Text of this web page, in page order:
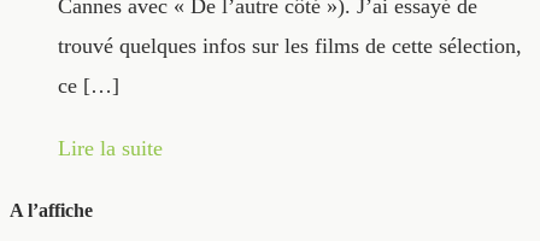
Cannes avec « De l’autre côté »). J’ai essayé de
trouvé quelques infos sur les films de cette sélection,
ce […]
Lire la suite
A l’affiche